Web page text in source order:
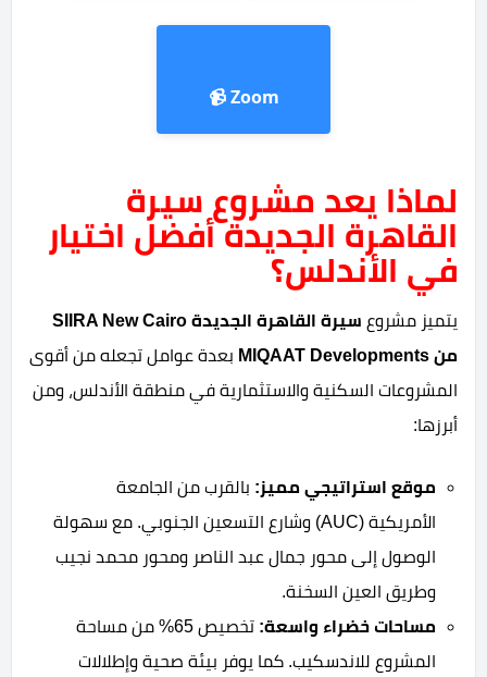
Zoom 📹
لماذا يعد مشروع سيرة
القاهرة الجديدة أفضل اختيار
في الأندلس؟
يتميز مشروع
سيرة القاهرة الجديدة SIIRA New Cairo
من MIQAAT Developments
بعدة عوامل تجعله من أقوى
المشروعات السكنية والاستثمارية في منطقة الأندلس، ومن
أبرزها:
موقع استراتيجي مميز: بالقرب من الجامعة
الأمريكية (AUC) وشارع التسعين الجنوبي. مع سهولة
الوصول إلى محور جمال عبد الناصر ومحور محمد نجيب
وطريق العين السخنة.
مساحات خضراء واسعة:
تخصيص 65% من مساحة
المشروع للاندسكيب. كما يوفر بيئة صحية وإطلالات